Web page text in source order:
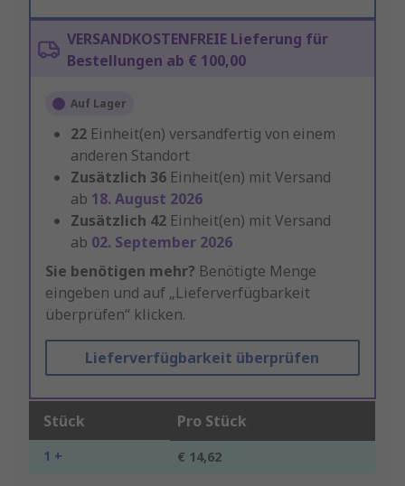
VERSANDKOSTENFREIE Lieferung für
Bestellungen ab € 100,00
Auf Lager
22 Einheit(en) versandfertig von einem
anderen Standort
Zusätzlich 36 Einheit(en) mit Versand
ab 18. August 2026
Zusätzlich 42 Einheit(en) mit Versand
ab 02. September 2026
Sie benötigen mehr? Benötigte Menge
eingeben und auf „Lieferverfügbarkeit
überprüfen“ klicken.
Lieferverfügbarkeit überprüfen
Stück Pro Stück
1 + € 14,62